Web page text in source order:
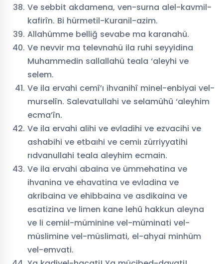
Ve sebbit akdamena, ven-surna alel-kavmil-
kafirîn. Bi hürmetil-Kuranil-azim.
Allahümme belliğ sevabe ma karanahü.
Ve nevvir ma televnahü ila ruhi seyyidina
Muhammedin sallallahü teala ‘aleyhi ve
selem.
Ve ila ervahi cemî’ı ihvanihî minel-enbiyai vel-
murselîn. Salevatullahi ve selamühû ‘aleyhim
ecma’în.
Ve ila ervahi alihi ve evladihi ve ezvacihi ve
ashabihi ve etbaıhi ve cemiı zürriyyatihi
rıdvanullahi teala aleyhim ecmain.
Ve ila ervahi abaina ve ümmehatina ve
ihvanina ve ehavatina ve evladina ve
akribaina ve ehibbaina ve asdikaina ve
esatizina ve limen kane lehû hakkun aleyna
ve li cemiıl-müminine vel-müminati vel-
müslimine vel-müslimati, el-ahyai minhüm
vel-emvati.